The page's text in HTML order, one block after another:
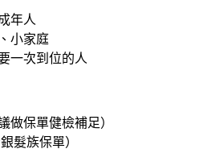
年人
小家庭
一次到位的人
做保單健檢補足）
髮族保單）